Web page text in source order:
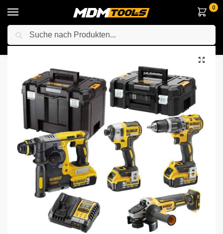
0
Startseite / Elektrowerkzeuge / Werkzeugset